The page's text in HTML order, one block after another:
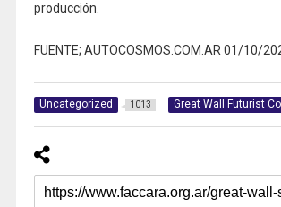
producción.
FUENTE; AUTOCOSMOS.COM.AR 01/10/
Uncategorized 1013 Great Wall Futurist